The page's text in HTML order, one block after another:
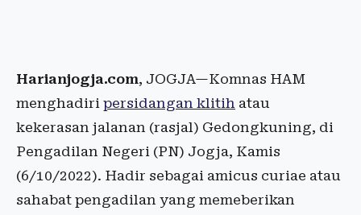
Harianjogja.com, JOGJA—Komnas HAM
menghadiri persidangan klitih atau
kekerasan jalanan (rasjal) Gedongkuning, di
Pengadilan Negeri (PN) Jogja, Kamis
(6/10/2022). Hadir sebagai amicus curiae atau
sahabat pengadilan yang memeberikan